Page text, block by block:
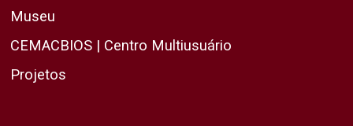
Museu
CEMACBIOS | Centro Multiusuário
Projetos